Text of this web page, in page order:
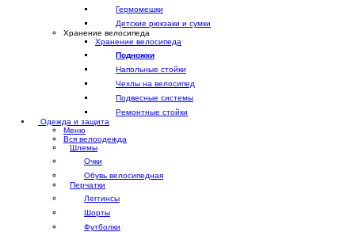
Гермомешки
Детские рюкзаки и сумки
Хранение велосипеда
Хранение велосипеда
Подножки
Напольные стойки
Чехлы на велосипед
Подвесные системы
Ремонтные стойки
Одежда и защита
Меню
Вся велоодежда
Шлемы
Очки
Обувь велосипедная
Перчатки
Леггинсы
Шорты
Футболки